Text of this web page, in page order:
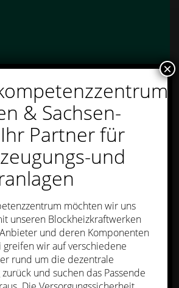
& Sachsen-
Partner für
und
möchten wir uns
unseren Blockheizkraftwerken
Anbieter und deren Komponenten
greifen wir auf verschiedene
rund um die dezentrale
und suchen das Passende
×